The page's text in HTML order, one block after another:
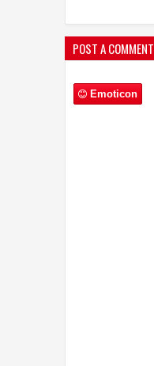
POST A COMMENT
Emoticon